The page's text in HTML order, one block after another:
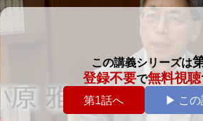
この講義シリーズは
登録不要で無料視聴
第1話へ
▶ この